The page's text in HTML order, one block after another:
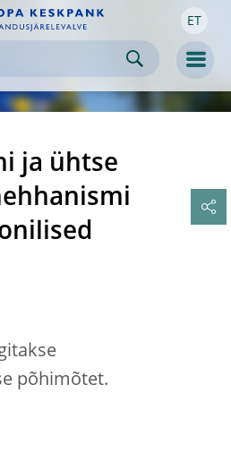
Skip to
content ET
ja ühtse
põhimõtet.